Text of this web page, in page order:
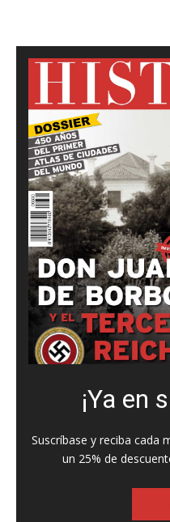
¡Ya en
Suscríbase y reciba cada
un 25% de